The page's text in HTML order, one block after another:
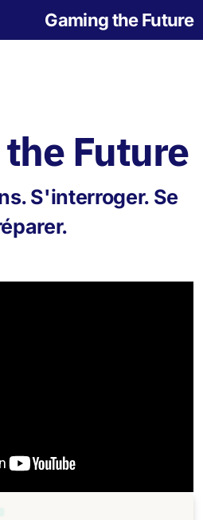
Gaming the Future
Future
S'interroger. Se